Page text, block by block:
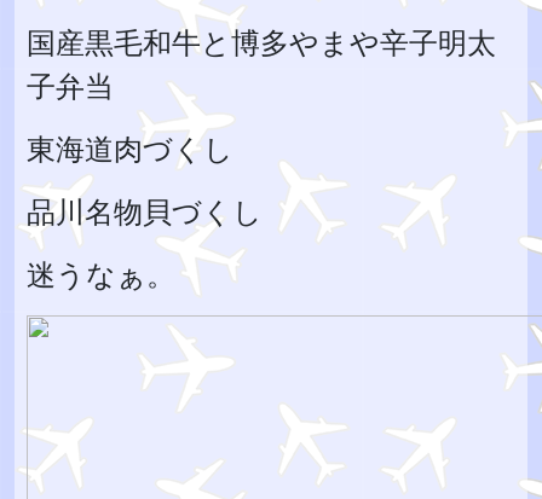
国産黒毛和牛と博多やまや辛子明太
子弁当
東海道肉づくし
品川名物貝づくし
迷うなぁ。